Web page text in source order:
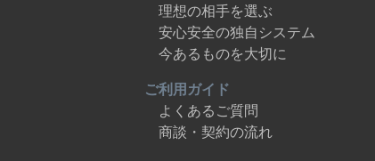
理想の相手を選ぶ
安心安全の独自システム
今あるものを大切に
ご利用ガイド
よくあるご質問
商談・契約の流れ